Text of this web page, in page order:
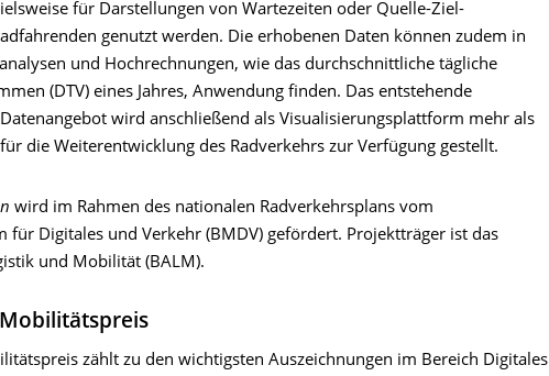
für Darstellungen von Wartezeiten oder Quelle-Ziel-
genutzt werden. Die erhobenen Daten können zudem in
und Hochrechnungen, wie das durchschnittliche tägliche
(DTV) eines Jahres, Anwendung finden. Das entstehende
wird anschließend als Visualisierungsplattform mehr als
die Weiterentwicklung des Radverkehrs zur Verfügung gestellt.
wird im Rahmen des nationalen Radverkehrsplans vom
für Digitales und Verkehr (BMDV) gefördert. Projektträger ist das
und Mobilität (BALM).
zählt zu den wichtigsten Auszeichnungen im Bereich Digitales